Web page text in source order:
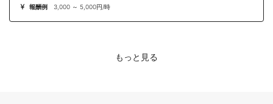
報酬例 3,000 ～ 5,000円/時
もっと見る